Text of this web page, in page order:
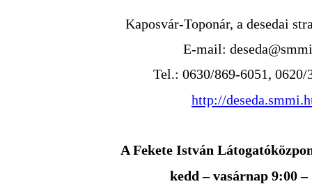
Kaposvár-Toponár, a desedai
E-mail:
Tel.: 0630/869-6051, 0620/
http://
A Fekete István
kedd – vasárnap 9:00 –